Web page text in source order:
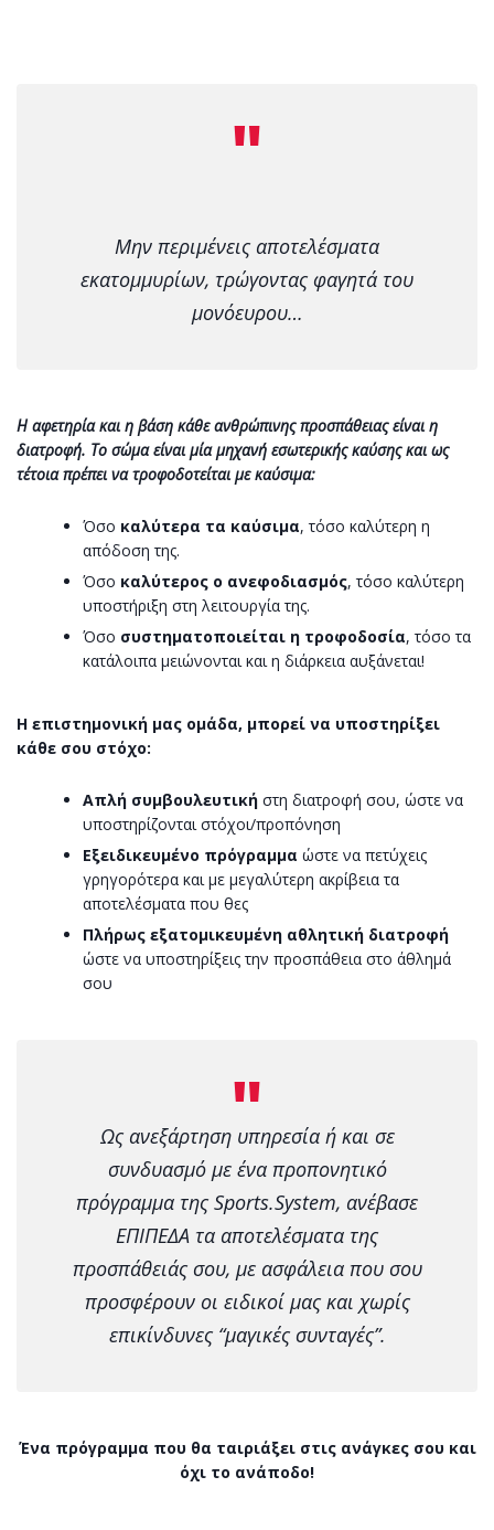
Μην περιμένεις αποτελέσματα
εκατομμυρίων, τρώγοντας φαγητά του
μονόευρου…
Η αφετηρία και η βάση κάθε ανθρώπινης προσπάθειας είναι η
διατροφή. Το σώμα είναι μία μηχανή εσωτερικής καύσης και ως
τέτοια πρέπει να τροφοδοτείται με καύσιμα:
Όσο καλύτερα τα καύσιμα, τόσο καλύτερη η
απόδοση της.
Όσο καλύτερος ο ανεφοδιασμός, τόσο καλύτερη
υποστήριξη στη λειτουργία της.
Όσο συστηματοποιείται η τροφοδοσία, τόσο τα
κατάλοιπα μειώνονται και η διάρκεια αυξάνεται!
Η επιστημονική μας ομάδα, μπορεί να υποστηρίξει
κάθε σου στόχο:
Απλή συμβουλευτική στη διατροφή σου, ώστε να
υποστηρίζονται στόχοι/προπόνηση
Εξειδικευμένο πρόγραμμα ώστε να πετύχεις
γρηγορότερα και με μεγαλύτερη ακρίβεια τα
αποτελέσματα που θες
Πλήρως εξατομικευμένη αθλητική διατροφή
ώστε να υποστηρίξεις την προσπάθεια στο άθλημά
σου
Ως ανεξάρτηση υπηρεσία ή και σε
συνδυασμό με ένα προπονητικό
πρόγραμμα της Sports.System, ανέβασε
ΕΠΙΠΕΔΑ τα αποτελέσματα της
προσπάθειάς σου, με ασφάλεια που σου
προσφέρουν οι ειδικοί μας και χωρίς
επικίνδυνες “μαγικές συνταγές”.
Ένα πρόγραμμα που θα ταιριάξει στις ανάγκες σου και
όχι το ανάποδο!